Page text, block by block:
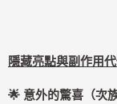
隱藏亮點與副作用
🌟 意外的驚喜（次